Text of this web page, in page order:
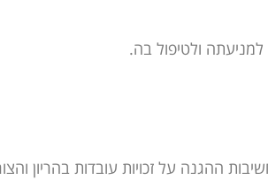
ולטיפול בה.
חשיבות ההגנה על זכויות עובדות בהריון